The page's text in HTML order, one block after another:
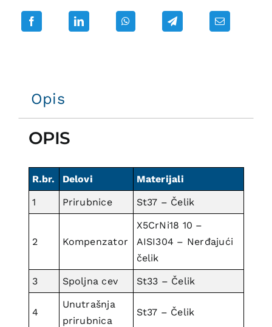
Opis
OPIS
R.br. Delovi
Materijali
1
Prirubnice St37 – Čelik
2 Kompenzator
X5CrNi18 10 –
AISI304 – Nerđajući
čelik
3
Spoljna cev St33 – Čelik
4
Unutrašnja
prirubnica
St37 – Čelik